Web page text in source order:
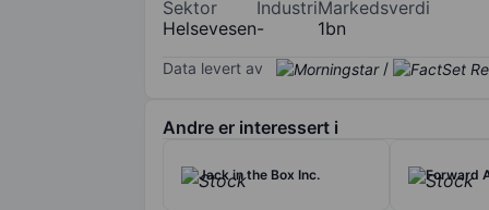
Sektor
Helsevesen
Industri
-
Markedsverdi
1bn
Data levert av /
Andre er interessert i
Jack in the Box Inc. Forward